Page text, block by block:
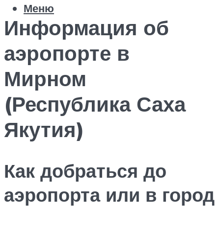
Меню
Информация об
аэропорте в
Мирном
(Республика Саха
Якутия)
Как добраться до
аэропорта или в город